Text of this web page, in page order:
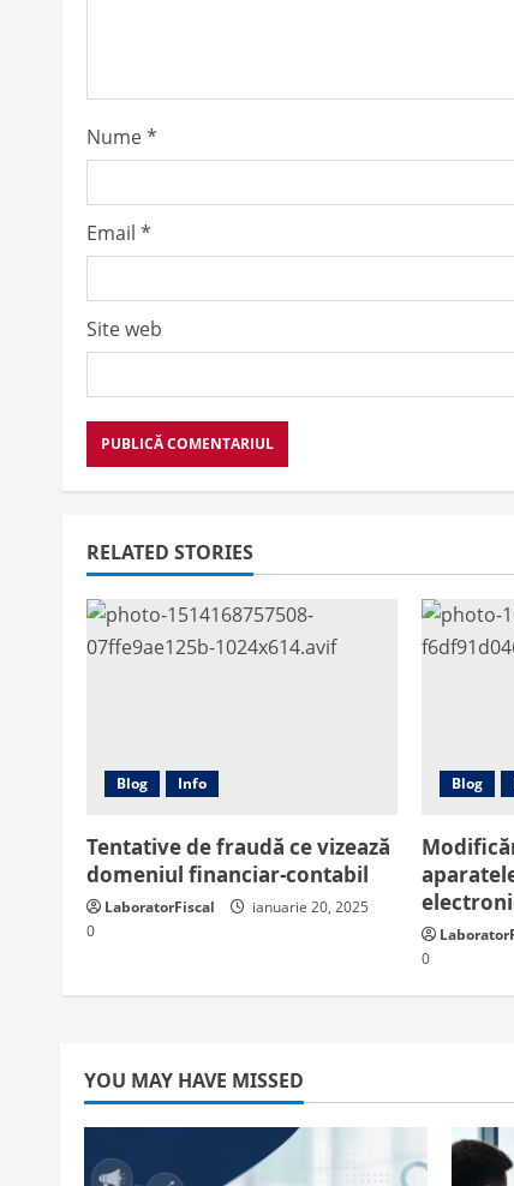
n
Nume*
Email *
Site web
RELATED STORIES
Blog Info
Tentative de fraudă ce vizează
domeniul financiar-contabil
LaboratorFiscal
ianuarie 20, 2025
0
Blog
0
YOU MAY HAVE MISSED